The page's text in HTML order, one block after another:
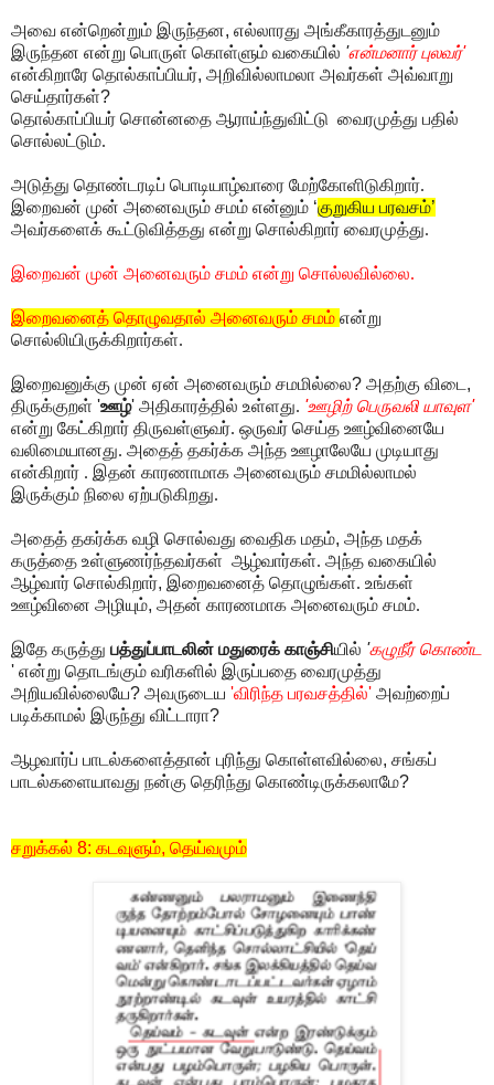
அவை என்றென்றும் இருந்தன, எல்லாரது அங்கீகாரத்துடனும்
இருந்தன என்று பொருள் கொள்ளும் வகையில் 'என்மனார் புலவர்'
என்கிறாரே தொல்காப்பியர், அறிவில்லாமலா அவர்கள் அவ்வாறு
செய்தார்கள்?
தொல்காப்பியர் சொன்னதை ஆராய்ந்துவிட்டு வைரமுத்து பதில்
சொல்லட்டும்.
அடுத்து தொண்டரடிப் பொடியாழ்வாரை மேற்கோளிடுகிறார்.
இறைவன் முன் அனைவரும் சமம் என்னும் ‘குறுகிய பரவசம்’
அவர்களைக் கூட்டுவித்தது என்று சொல்கிறார் வைரமுத்து.
இறைவன் முன் அனைவரும் சமம் என்று சொல்லவில்லை.
இறைவனைத் தொழுவதால் அனைவரும் சமம் என்று
சொல்லியிருக்கிறார்கள்.
இறைவனுக்கு முன் ஏன் அனைவரும் சமமில்லை? அதற்கு விடை ,
திருக்குறள் 'ஊழ்' அதிகாரத்தில் உள்ளது. 'ஊழிற் பெருவலி யாவுள'
என்று கேட்கிறார் திருவள்ளுவர். ஒருவர் செய்த ஊழ்வினையே
வலிமையானது. அதைத் தகர்க்க அந்த ஊழாலேயே முடியாது
என்கிறார் . இதன் காரணாமாக அனைவரும் சமமில்லாமல்
இருக்கும் நிலை ஏற்படுகிறது.
அதைத் தகர்க்க வழி சொல்வது வைதிக மதம், அந்த மதக்
கருத்தை உள்ளுணர்ந்தவர்கள் ஆழ்வார்கள். அந்த வகையில்
ஆழ்வார் சொல்கிறார், இறைவனைத் தொழுங்கள். உங்கள்
ஊழ்வினை அழியும், அதன் காரணமாக அனைவரும் சமம்.
இதே கருத்து பத்துப்பாடலின் மதுரைக் காஞ்சியில் 'கழுநீர் கொண்ட
' என்று தொடங்கும் வரிகளில் இருப்பதை வைரமுத்து
அறியவில்லையே? அவருடைய 'விரிந்த பரவசத்தில்' அவற்றைப்
படிக்காமல் இருந்து விட்டாரா?
ஆழவார்ப் பாடல்களைத்தான் புரிந்து கொள்ளவில்லை, சங்கப்
பாடல்களையாவது நன்கு தெரிந்து கொண்டிருக்கலாமே?
சறுக்கல் 8: கடவுளும், தெய்வமும்